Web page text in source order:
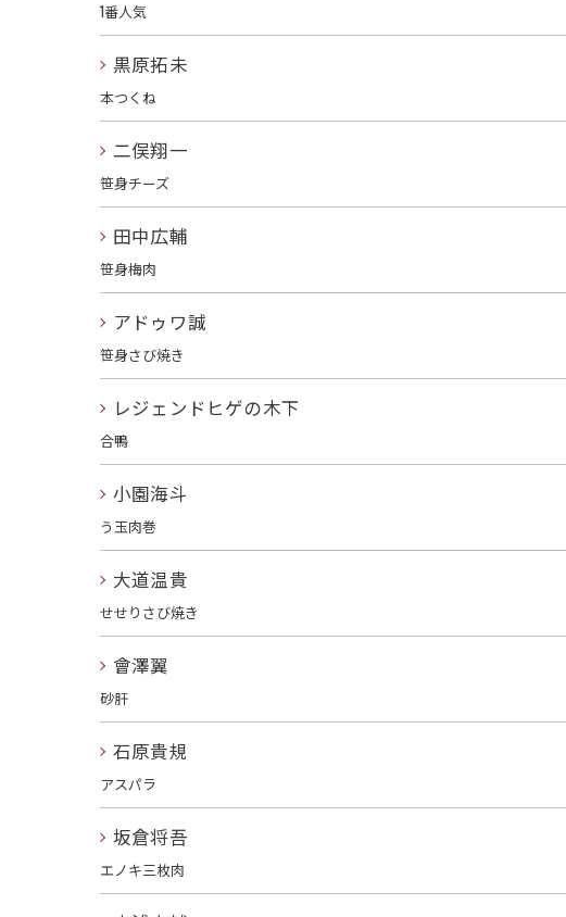
1番人気
黒原拓未
本つくね
二俣翔一
笹身チーズ
田中広輔
笹身梅肉
アドゥワ誠
笹身さび焼き
レジェンドヒゲの木下
合鴨
小園海斗
う玉肉巻
大道温貴
せせりさび焼き
會澤翼
砂肝
石原貴規
アスパラ
坂倉将吾
エノキ三枚肉